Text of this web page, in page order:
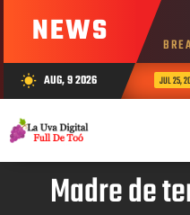
NEWS
wb_sunny AUG, 9 2026 JUL 25,
Madre de